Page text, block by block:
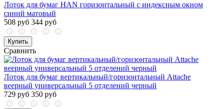
Лоток для бумаг HAN горизонтальный с индексным окном
синий матовый
508 руб 344 руб
Купить
Сравнить
Лоток для бумаг вертикальный/горизонтальный Attache
веерный универсальный 5 отделений черный
729 руб 350 руб